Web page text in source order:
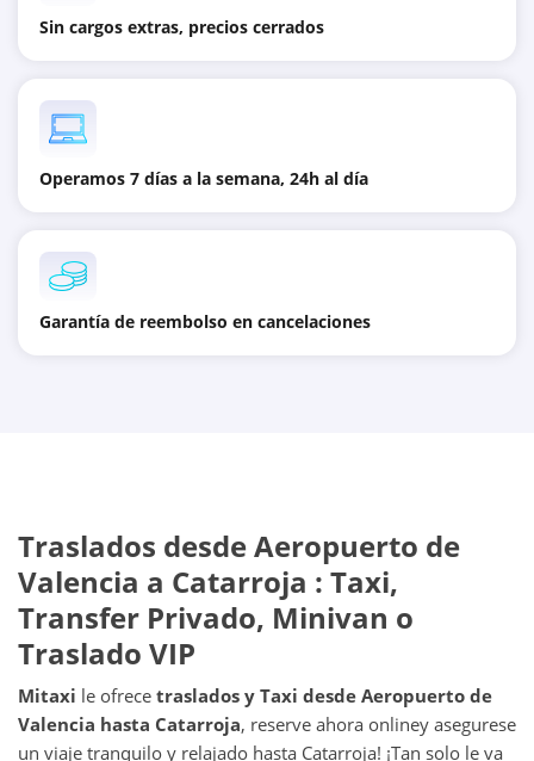
Sin cargos extras, precios cerrados
Operamos 7 días a la semana, 24h al día
Garantía de reembolso en cancelaciones
Traslados desdeAeropuerto de
Valencia a Catarroja : Taxi,
Transfer Privado, Minivan o
Traslado VIP
Mitaxi le ofrece traslados y Taxi desde Aeropuerto de
Valencia hasta Catarroja, reserve ahora onliney asegurese
un viaje tranquilo y relajado hasta Catarroja! ¡Tan solo le va